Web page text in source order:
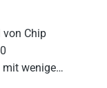
von Chip
wenigen,
muss es